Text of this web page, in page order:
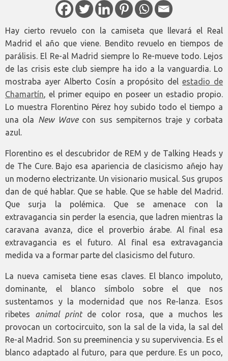
Hay cierto revuelo con la camiseta que llevará el Real
Madrid el año que viene. Bendito revuelo en tiempos de
parálisis. El Re-al Madrid siempre lo Re-mueve todo. Lejos
de las crisis este club siempre ha ido a la vanguardia. Lo
mostraba ayer Alberto Cosín a propósito delestadio de
Chamartín, el primer equipo en poseer un estadio propio.
Lo muestra Florentino Pérez hoy subido todo el tiempo a
una ola New Wavecon sus sempiternos traje y corbata
azul.
Florentino es el descubridor de REM y de Talking Heads y
de The Cure. Bajo esa apariencia de clasicismo añejo hay
un moderno electrizante. Un visionario musical. Sus grupos
dan de qué hablar. Que se hable. Que se hable del Madrid.
Que surja la polémica. Que se amenace con la
extravagancia sin perder la esencia, que ladren mientras la
caravana avanza, dice el proverbio árabe. Al final esa
extravagancia es el futuro. Al final esa extravagancia
medida va a formar parte del clasicismo del futuro.
La nueva camiseta tiene esas claves. El blanco impoluto,
dominante, el blanco símbolo sobre el que nos
sustentamos y la modernidad que nos Re-lanza. Esos
ribetes animal printde color rosa, que a muchos les
provocan un cortocircuito, son la sal de la vida, la sal del
Re-al Madrid. Son su preeminencia y su supervivencia. Es el
blanco adaptado al futuro, para que perdure. Es un poco,